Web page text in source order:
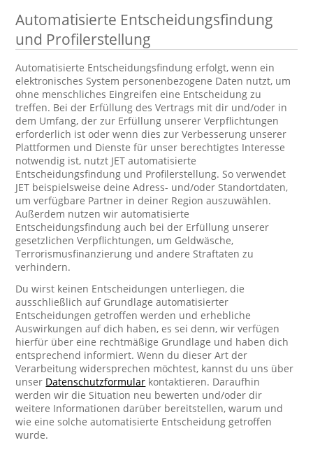
Automatisierte Entscheidungsfindung
und Profilerstellung
Automatisierte Entscheidungsfindung erfolgt, wenn ein
elektronisches System personenbezogene Daten nutzt, um
ohne menschliches Eingreifen eine Entscheidung zu
treffen. Bei der Erfüllung des Vertrags mit dir und/oder in
dem Umfang, der zur Erfüllung unserer Verpflichtungen
erforderlich ist oder wenn dies zur Verbesserung unserer
Plattformen und Dienste für unser berechtigtes Interesse
notwendig ist, nutzt JET automatisierte
Entscheidungsfindung und Profilerstellung. So verwendet
JET beispielsweise deine Adress- und/oder Standortdaten,
um verfügbare Partner in deiner Region auszuwählen.
Außerdem nutzen wir automatisierte
Entscheidungsfindung auch bei der Erfüllung unserer
gesetzlichen Verpflichtungen, um Geldwäsche,
Terrorismusfinanzierung und andere Straftaten zu
verhindern.
Du wirst keinen Entscheidungen unterliegen, die
ausschließlich auf Grundlage automatisierter
Entscheidungen getroffen werden und erhebliche
Auswirkungen auf dich haben, es sei denn, wir verfügen
hierfür über eine rechtmäßige Grundlage und haben dich
entsprechend informiert. Wenn du dieser Art der
Verarbeitung widersprechen möchtest, kannst du uns über
unser Datenschutzformular kontaktieren. Daraufhin
werden wir die Situation neu bewerten und/oder dir
weitere Informationen darüber bereitstellen, warum und
wie eine solche automatisierte Entscheidung getroffen
wurde.